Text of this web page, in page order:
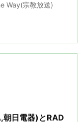
Way(宗教放送)
日電器)とRAD